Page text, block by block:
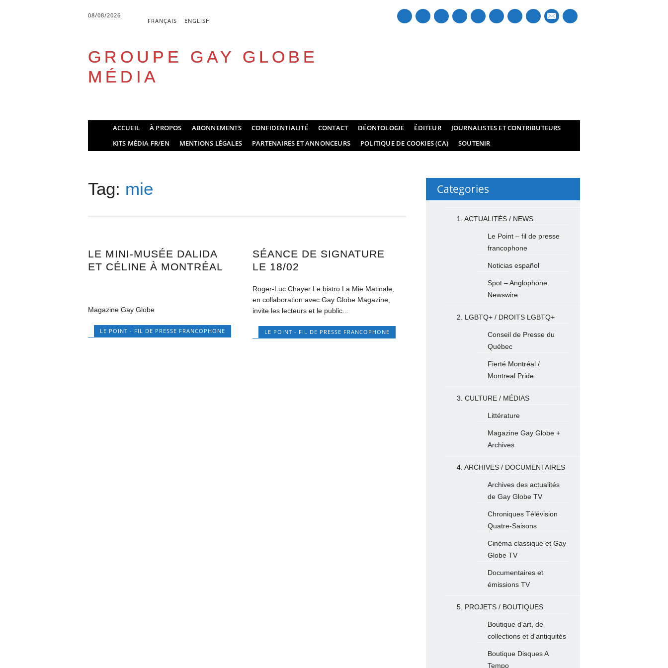
08/08/2026
FRANÇAIS ENGLISH
mail
GROUPE GAY GLOBE
MÉDIA
Main menu
ACCUEIL À PROPOS ABONNEMENTS CONFIDENTIALITÉ CONTACT DÉONTOLOGIE ÉDITEUR
JOURNALISTES ET CONTRIBUTEURS
KITS MÉDIA FR/EN
MENTIONS LÉGALES PARTENAIRES ET ANNONCEURS POLITIQUE DE COOKIES (CA) SOUTENIR
Tag: mie
LE MINI-MUSÉE DALIDA
ET CÉLINE À MONTRÉAL
Magazine Gay Globe
LE POINT - FIL DE PRESSE FRANCOPHONE
SÉANCE DE SIGNATURE
LE 18/02
Roger-Luc Chayer Le bistro La Mie Matinale,
en collaboration avec Gay Globe Magazine,
invite les lecteurs et le public...
LE POINT - FIL DE PRESSE FRANCOPHONE
Categories
1. ACTUALITÉS / NEWS
Le Point – fil de presse
francophone
Noticias español
Spot – Anglophone
Newswire
2. LGBTQ+ / DROITS LGBTQ+
Conseil de Presse du
Québec
Fierté Montréal /
Montreal Pride
3. CULTURE / MÉDIAS
Littérature
Magazine Gay Globe +
Archives
4. ARCHIVES / DOCUMENTAIRES
Archives des actualités
de Gay Globe TV
Chroniques Télévision
Quatre-Saisons
Cinéma classique et Gay
Globe TV
Documentaires et
émissions TV
5. PROJETS / BOUTIQUES
Boutique d'art, de
collections et d'antiquités
Boutique Disques A
Tempo